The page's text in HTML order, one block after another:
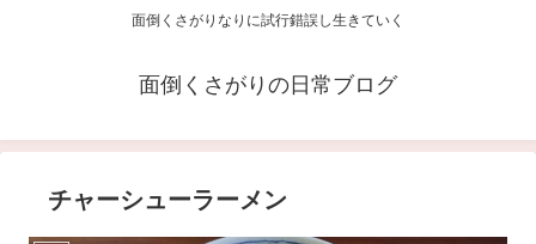
面倒くさがりなりに試行錯誤し生きていく
面倒くさがりの日常ブログ
チャーシューラーメン